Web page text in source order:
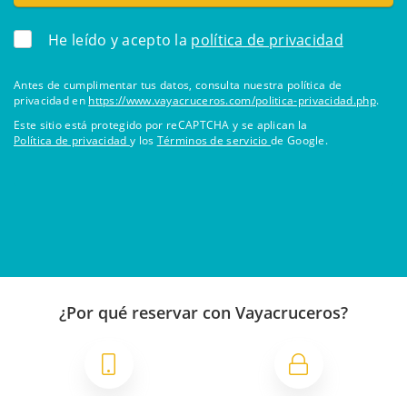
He leído y acepto la política de privacidad
Antes de cumplimentar tus datos, consulta nuestra política de
privacidad en https://www.vayacruceros.com/politica-privacidad.php.
Este sitio está protegido por reCAPTCHA y se aplican la
Política de privacidad y los Términos de serviciode Google.
¿Por qué reservar con Vayacruceros?